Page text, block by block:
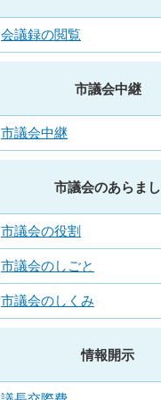
会議録の閲覧
市議会中継
市議会中継
市議会のあらまし
市議会の役割
市議会のしごと
市議会のしくみ
情報開示